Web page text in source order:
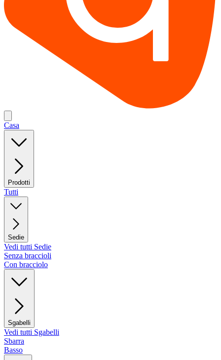
Casa
Prodotti
Tutti
Sedie
Vedi tutti Sedie
Senza braccioli
Con bracciolo
Sgabelli
Vedi tutti Sgabelli
Sbarra
Basso